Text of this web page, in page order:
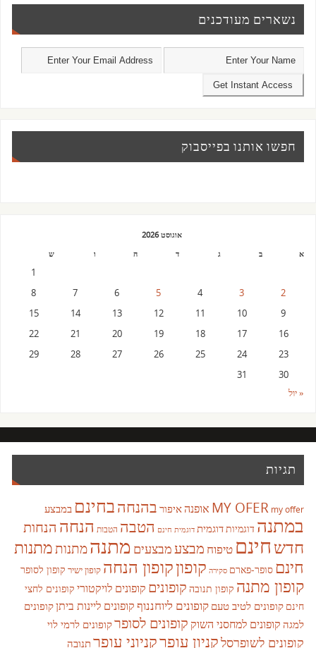
נשארים מעודכנים
חפשו אותנו בפייסבוק
אוגוסט 2026
א
ב ג ד ה ו ש
1
2
3
4
5
6
7
8
9
10
11
12
13
14
15
16
17
18
19
20
21
22
23
24
25
26
27
28
29
30
31
« יול
תגיות
MY OFER my offer אופנהאיפור בהנחהבחינם במבצע
במתנה דוגמיותדוגמית דוגמית חינם הטבה הטבות הנחה הנחות
חדשחינם טיפוח מבצעמבצעים מתנהמתנותמתנות
חינם סופר-פארם סקירה קופוןקופון הנחה קופון ישיר קופון לסופר
קופון מתנה קופון תנובה קופונים קופונים לויקטורי קופונים לחצי
חינם קופונים לטיב טעם קופונים ליוחננוףקופונים ליינות ביתןקופונים
למגה קופונים למחסני השוק קופונים לסופרקופונים לרמי לוי
קופונים לשופרסלקניון עופרקניוני עופרתנובה